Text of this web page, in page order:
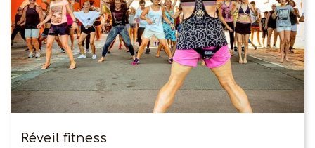
Réveil fitness